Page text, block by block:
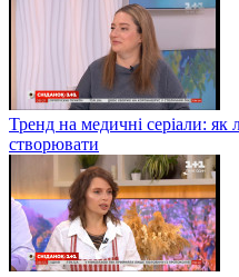
Тренд на медичні серіали: як
створювати